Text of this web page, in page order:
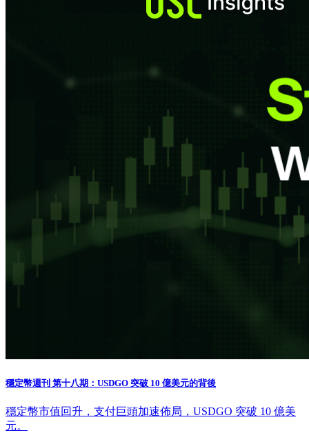
穩定幣週刊 第十八期：USDGO 突破 10 億美元的背後
穩定幣市值回升，支付巨頭加速佈局，USDGO 突破 10 億美
元。